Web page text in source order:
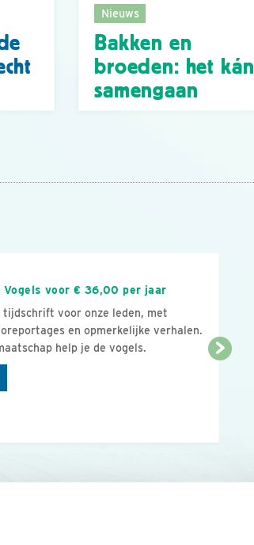
Nieuws
Bakken en
broeden: het kán
samengaan
Vogels voor € 36,00 per jaar
tijdschrift voor onze leden, met
en opmerkelijke verhalen.
help je de vogels.